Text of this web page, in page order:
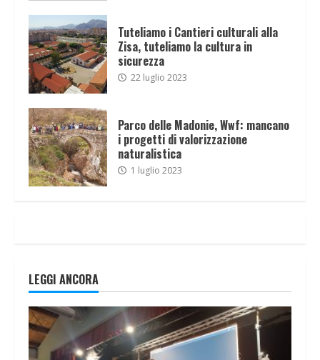
Tuteliamo i Cantieri culturali alla
Zisa, tuteliamo la cultura in
sicurezza
22 luglio 2023
Parco delle Madonie, Wwf: mancano
i progetti di valorizzazione
naturalistica
1 luglio 2023
LEGGI ANCORA